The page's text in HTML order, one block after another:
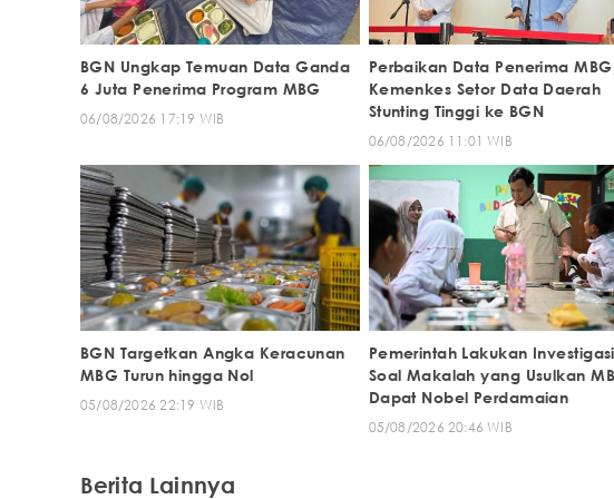
BGN Ungkap Temuan Data Ganda
6 Juta Penerima Program MBG
06/08/2026 17:19 WIB
Perbaikan Data Penerima
Kemenkes Setor Data Daerah
Stunting Tinggi ke BGN
06/08/2026 11:01 WIB
BGN Targetkan Angka Keracunan
MBG Turun hingga Nol
05/08/2026 22:19 WIB
Pemerintah Lakukan Investigasi
Soal Makalah yang Usulkan
Dapat Nobel Perdamaian
05/08/2026 20:46 WIB
Berita Lainnya